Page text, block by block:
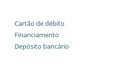
Cartão de débito
Financiamento
Depósito bancário